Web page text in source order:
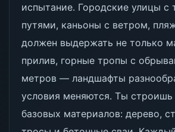
испытание. Городские улицы с
путями, каньоны с ветром,
должен выдержать не только
прилив, горные тропы с
метров — ландшафты
условия меняются. Ты строишь
базовых материалов: дерево,